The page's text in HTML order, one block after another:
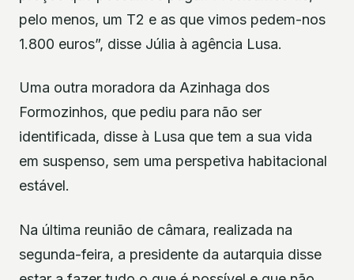
pelo menos, um T2 e as que vimos pedem-nos
1.800 euros”, disse Júlia à agência Lusa.
Uma outra moradora da Azinhaga dos
Formozinhos, que pediu para não ser
identificada, disse à Lusa que tem a sua vida
em suspenso, sem uma perspetiva habitacional
estável.
Na última reunião de câmara, realizada na
segunda-feira, a presidente da autarquia disse